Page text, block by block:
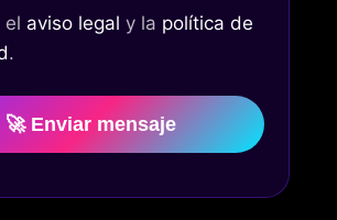
el aviso legal y la política de
.
🚀 Enviar mensaje